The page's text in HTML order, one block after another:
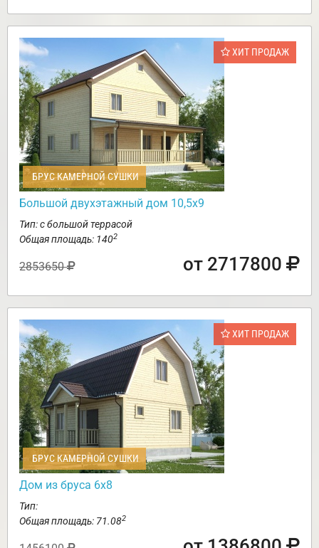
ХИТ ПРОДАЖ
БРУС КАМЕРНОЙ СУШКИ
Большой двухэтажный дом 10,5х9
Тип: с большой террасой
Общая площадь: 1402
2853650 от 2717800
ХИТ ПРОДАЖ
БРУС КАМЕРНОЙ СУШКИ
Дом из бруса 6х8
Тип:
Общая площадь: 71.082